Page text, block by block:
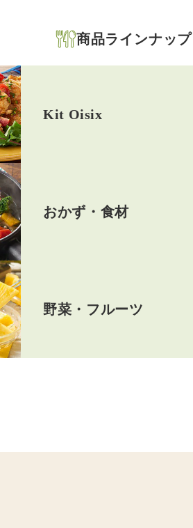
商品ラインナップ
Kit Oisix
おかず・食材
野菜・フルーツ